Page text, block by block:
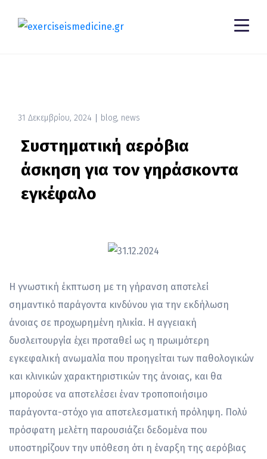
31 Δεκεμβρίου, 2024 blog, news
Συστηματική αερόβια
άσκηση για τον γηράσκοντα
εγκέφαλο
Η γνωστική έκπτωση με τη γήρανση αποτελεί
σημαντικό παράγοντα κινδύνου για την εκδήλωση
άνοιας σε προχωρημένη ηλικία. Η αγγειακή
δυσλειτουργία έχει προταθεί ως η πρωιμότερη
εγκεφαλική ανωμαλία που προηγείται των παθολογικών
και κλινικών χαρακτηριστικών της άνοιας, και θα
μπορούσε να αποτελέσει έναν τροποποιήσιμο
παράγοντα-στόχο για αποτελεσματική πρόληψη. Πολύ
πρόσφατη μελέτη παρουσιάζει δεδομένα που
υποστηρίζουν την υπόθεση ότι η έναρξη της αερόβιας